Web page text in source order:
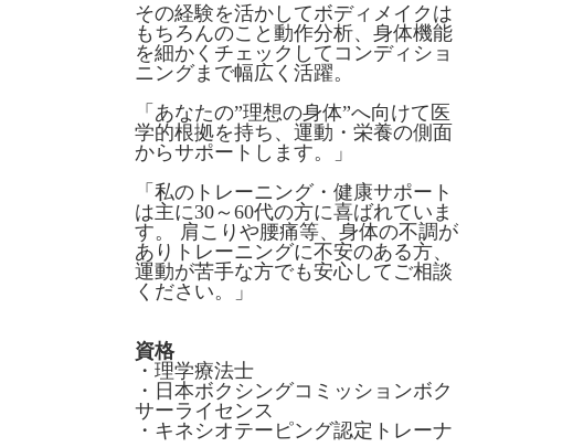
その経験を活かしてボディメイクは
もちろんのこと動作分析、身体機能
を細かくチェックしてコンディショ
ニングまで幅広く活躍。
「あなたの”理想の身体”へ向けて医
学的根拠を持ち、運動・栄養の側面
からサポートします。」
「私のトレーニング・健康サポート
は主に30～60代の方に喜ばれていま
す。 肩こりや腰痛等、身体の不調が
ありトレーニングに不安のある方、
運動が苦手な方でも安心してご相談
ください。」
資格
・理学療法士
・日本ボクシングコミッションボク
サーライセンス
・キネシオテーピング認定トレーナ